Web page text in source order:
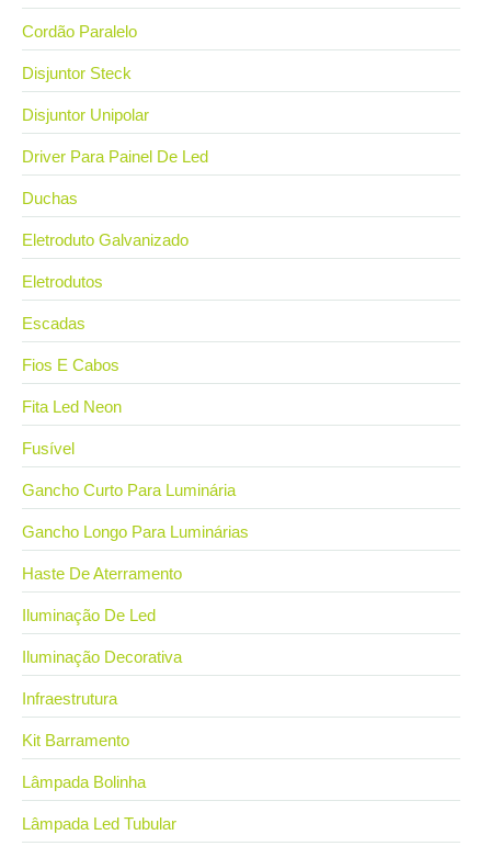
Cordão Paralelo
Disjuntor Steck
Disjuntor Unipolar
Driver Para Painel De Led
Duchas
Eletroduto Galvanizado
Eletrodutos
Escadas
Fios E Cabos
Fita Led Neon
Fusível
Gancho Curto Para Luminária
Gancho Longo Para Luminárias
Haste De Aterramento
Iluminação De Led
Iluminação Decorativa
Infraestrutura
Kit Barramento
Lâmpada Bolinha
Lâmpada Led Tubular